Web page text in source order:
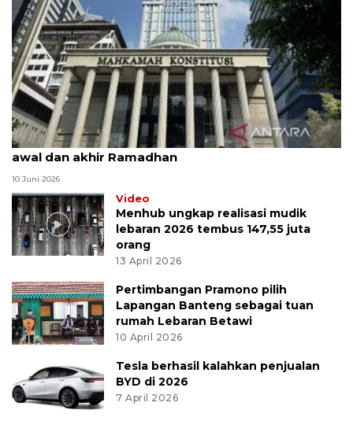
MK uji materi UU Peradilan Agama perihal isbat
awal dan akhir Ramadhan
10 Juni 2026
Video
Menhub ungkap realisasi mudik
lebaran 2026 tembus 147,55 juta
orang
13 April 2026
Pertimbangan Pramono pilih
Lapangan Banteng sebagai tuan
rumah Lebaran Betawi
10 April 2026
Tesla berhasil kalahkan penjualan